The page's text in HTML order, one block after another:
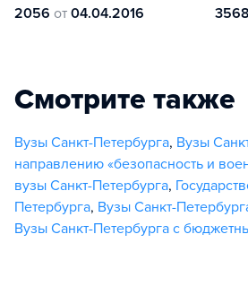
2056 от 04.04.2016
3568
Смотрите также
Вузы Санкт-Петербурга, Вузы
направлению «безопасность и
вузы Санкт-Петербурга,
Петербурга, Вузы Санкт-
Вузы Санкт-Петербурга с